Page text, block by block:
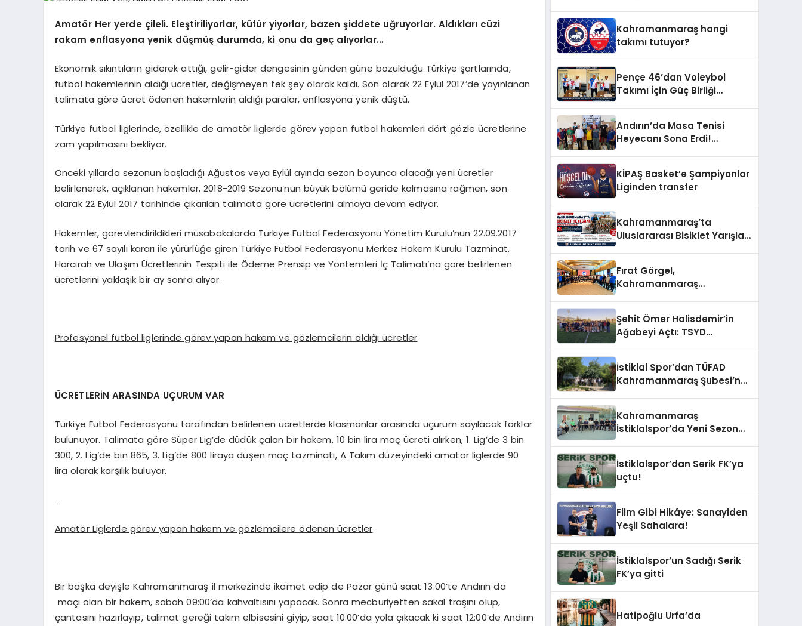
Amatör Her yerde çileli. Eleştiriliyorlar, küfür yiyorlar, bazen şiddete uğruyorlar. Aldıkları cüzi
rakam enflasyona yenik düşmüş durumda, ki onu da geç alıyorlar…
Ekonomik sıkıntıların giderek attığı, gelir-gider dengesinin günden güne bozulduğu Türkiye şartlarında,
futbol hakemlerinin aldığı ücretler, değişmeyen tek şey olarak kaldı. Son olarak 22 Eylül 2017’de yayınlanan
talimata göre ücret ödenen hakemlerin aldığı paralar, enflasyona yenik düştü.
Türkiye futbol liglerinde, özellikle de amatör liglerde görev yapan futbol hakemleri dört gözle ücretlerine
zam yapılmasını bekliyor.
Önceki yıllarda sezonun başladığı Ağustos veya Eylül ayında sezon boyunca alacağı yeni ücretler
belirlenerek, açıklanan hakemler, 2018-2019 Sezonu’nun büyük bölümü geride kalmasına rağmen, son
olarak 22 Eylül 2017 tarihinde çıkarılan talimata göre ücretlerini almaya devam ediyor.
Hakemler, görevlendirildikleri müsabakalarda Türkiye Futbol Federasyonu Yönetim Kurulu’nun 22.09.2017
tarih ve 67 sayılı kararı ile yürürlüğe giren Türkiye Futbol Federasyonu Merkez Hakem Kurulu Tazminat,
Harcırah ve Ulaşım Ücretlerinin Tespiti ile Ödeme Prensip ve Yöntemleri İç Talimatı’na göre belirlenen
ücretlerini yaklaşık bir ay sonra alıyor.
Profesyonel futbol liglerinde görev yapan hakem ve gözlemcilerin aldığı ücretler
ÜCRETLERİN ARASINDA UÇURUM VAR
Türkiye Futbol Federasyonu tarafından belirlenen ücretlerde klasmanlar arasında uçurum sayılacak farklar
bulunuyor. Talimata göre Süper Lig’de düdük çalan bir hakem, 10 bin lira maç ücreti alırken, 1. Lig’de 3 bin
300, 2. Lig’de bin 865, 3. Lig’de 800 liraya düşen maç tazminatı, A Takım düzeyindeki amatör liglerde 90
lira olarak karşılık buluyor.
Amatör Liglerde görev yapan hakem ve gözlemcilere ödenen ücretler
Bir başka deyişle Kahramanmaraş il merkezinde ikamet edip de Pazar günü saat 13:00’te Andırın da
maçı olan bir hakem, sabah 09:00’da kahvaltısını yapacak. Sonra mecburiyetten sakal traşını olup,
çantasını hazırlayıp, talimat gereği takım elbisesini giyip, saat 10:00’da yola çıkacak ki saat 12:00’de Andırın
Kahramanmaraş hangi
takımı tutuyor?
Pençe 46’dan Voleybol
Takımı İçin Güç Birliği
Andırın’da Masa Tenisi
Heyecanı Sona Erdi!
KİPAŞ Basket’e Şampiyonlar
Liginden transfer
Kahramanmaraş’ta
Uluslararası Bisiklet Yarışları
Fırat Görgel,
Kahramanmaraş
Şehit Ömer Halisdemir’in
Ağabeyi Açtı: TSYD
İstiklal Spor’dan TÜFAD
Kahramanmaraş Şubesi’ne
Kahramanmaraş
İstiklalspor’da Yeni Sezon
İstiklalspor’dan Serik FK’ya
uçtu!
Film Gibi Hikâye: Sanayiden
Yeşil Sahalara!
İstiklalspor’un Sadığı Serik
FK’ya gitti
Hatipoğlu Urfa’da